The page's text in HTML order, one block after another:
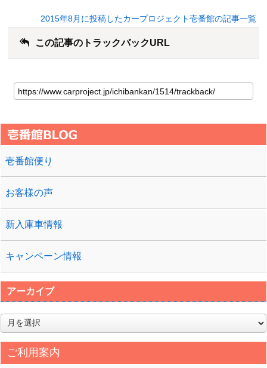
2015年8月に投稿したカープロジェクト壱番館の記事一覧
この記事のトラックバックURL
壱番館便り
お客様の声
新入庫車情報
キャンペーン情報
アーカイブ
ア
ー
カ
イご利用案内